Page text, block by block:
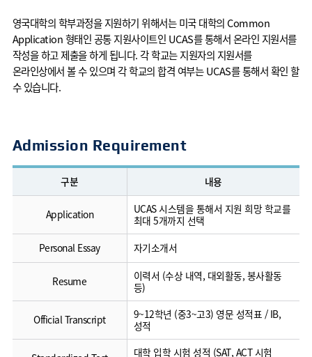
영국대학의 학부과정을 지원하기 위해서는 미국 대학의 Common
Application 형태인 공통 지원사이트인 UCAS를 통해서 온라인 지원서를
작성을 하고 제출을 하게 됩니다. 각 학교는 지원자의 지원서를
온라인상에서 볼 수 있으며 각 학교의 합격 여부는 UCAS를 통해서 확인 할
수 있습니다.
Admission Requirement
구분 내용
Application
UCAS 시스템을 통해서 지원 희망 학교를
최대 5개까지 선택
Personal Essay
자기소개서
Resume
이력서 (수상 내역, 대외활동, 봉사활동
등)
Official Transcript
9~12학년 (중3~고3) 영문 성적표 / IB,
성적
대학 입학 시험 성적 (SAT, ACT 시험